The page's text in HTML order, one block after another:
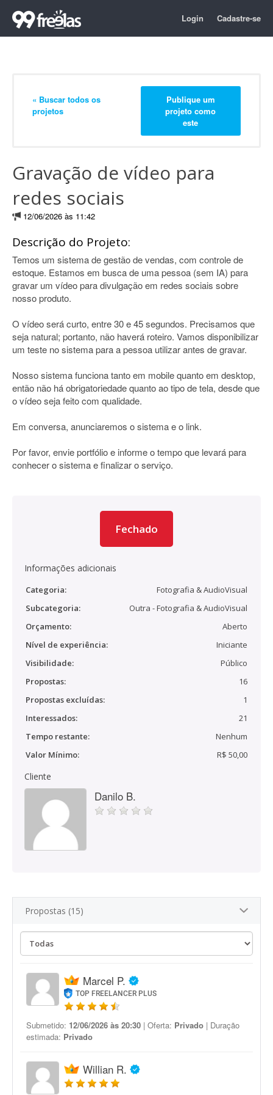
Login Cadastre-se
« Buscar todos os
projetos
Publique um
projeto como
este
Gravação de vídeo para
redes sociais
12/06/2026 às 11:42
Descrição do Projeto:
Temos um sistema de gestão de vendas, com controle de
estoque. Estamos em busca de uma pessoa (sem IA) para
gravar um vídeo para divulgação em redes sociais sobre
nosso produto.
O vídeo será curto, entre 30 e 45 segundos. Precisamos que
seja natural; portanto, não haverá roteiro. Vamos disponibilizar
um teste no sistema para a pessoa utilizar antes de gravar.
Nosso sistema funciona tanto em mobile quanto em desktop,
então não há obrigatoriedade quanto ao tipo de tela, desde que
o vídeo seja feito com qualidade.
Em conversa, anunciaremos o sistema e o link.
Por favor, envie portfólio e informe o tempo que levará para
conhecer o sistema e finalizar o serviço.
Fechado
Informações adicionais
Categoria:
Fotografia & AudioVisual
Subcategoria:
Outra - Fotografia & AudioVisual
Orçamento:
Aberto
Nível de experiência:
Iniciante
Visibilidade:
Público
Propostas:
16
Propostas excluídas:
1
Interessados:
21
Tempo restante:
Nenhum
Valor Mínimo:
R$ 50,00
Cliente
Danilo B.
Propostas (15)
Marcel P.
TOP FREELANCER PLUS
Submetido: 12/06/2026 às 20:30 | Oferta: Privado | Duração
estimada: Privado
Willian R.